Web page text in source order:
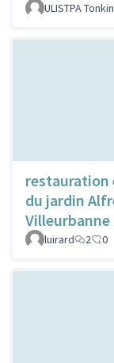
ULISTPA Tonkin
restauration
du jardin
Villeurbanne
luirard 2 0